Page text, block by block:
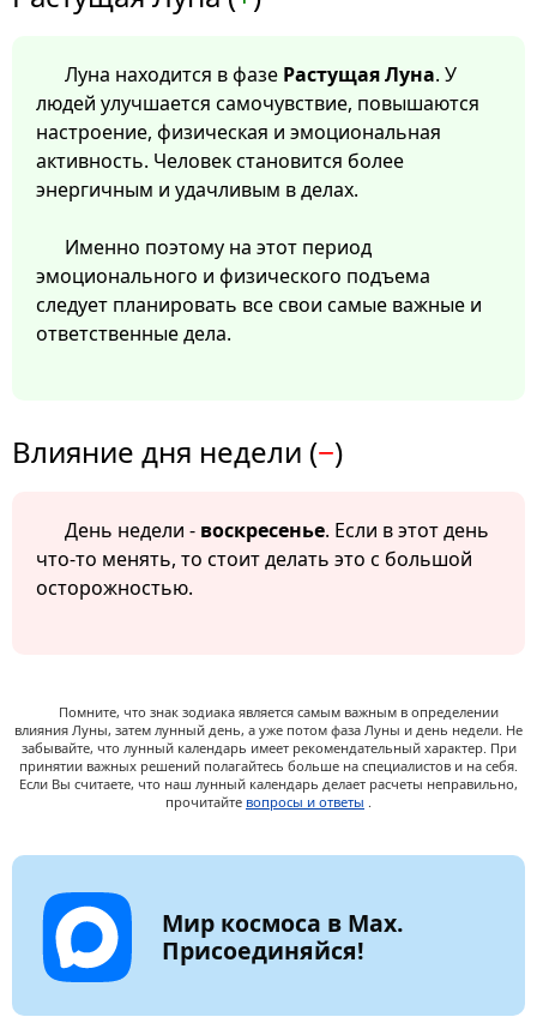
Луна находится в фазе Растущая Луна. У
людей улучшается самочувствие, повышаются
настроение, физическая и эмоциональная
активность. Человек становится более
энергичным и удачливым в делах.
Именно поэтому на этот период
эмоционального и физического подъема
следует планировать все свои самые важные и
ответственные дела.
Влияние дня недели (−)
День недели - воскресенье. Если в этот день
что-то менять, то стоит делать это с большой
осторожностью.
Помните, что знак зодиака является самым важным в определении
влияния Луны, затем лунный день, а уже потом фаза Луны и день недели. Не
забывайте, что лунный календарь имеет рекомендательный характер. При
принятии важных решений полагайтесь больше на специалистов и на себя.
Если Вы считаете, что наш лунный календарь делает расчеты неправильно,
прочитайте вопросы и ответы .
Мир космоса в Max.
Присоединяйся!